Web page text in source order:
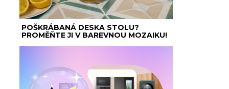
POŠKRÁBANÁ DESKA STOLU?
PROMĚŇTE JI V BAREVNOU MOZAIKU!